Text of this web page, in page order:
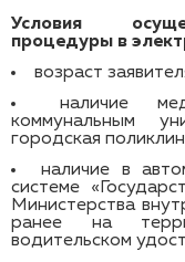
Условия
процедуры в
возраст
наличие
коммунальным
городская
наличие в
системе
Министерства
ранее на
водительском